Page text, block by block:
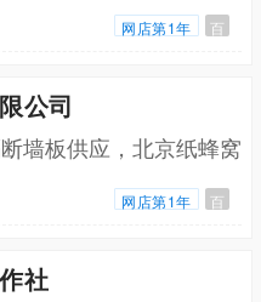
网店第1年 百
公司
墙板供应，北京纸蜂窝
网店第1年 百
社